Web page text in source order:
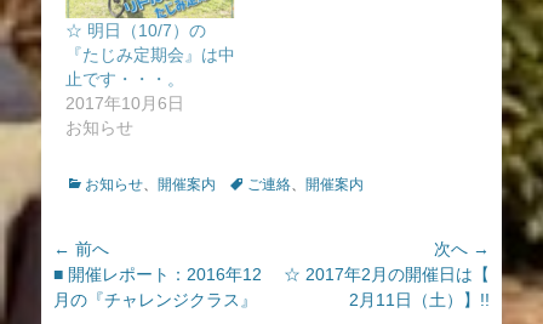
☆ 明日（10/7）の
『たじみ定期会』は中
止です・・・。
2017年10月6日
お知らせ
カ
リ
ー
お知らせ、 開催案内
タ ご連絡、 開催案内
投
稿
ナ
← 前へ
前
の
■ 開催レポート：2016年12
月の『チャレンジクラス』
次へ →
次☆ 2017年2月の開催日は【
2月11日（土）】!!